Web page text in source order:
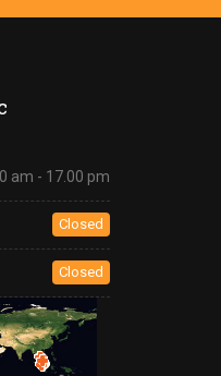
am - 17.00 pm
Closed
Closed